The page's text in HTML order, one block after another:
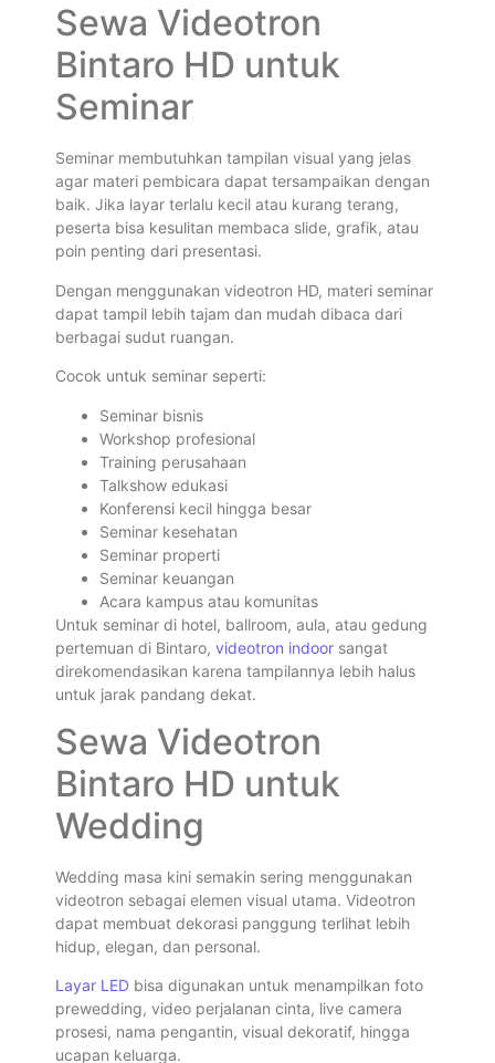
Sewa Videotron
Bintaro HD untuk
Seminar
Seminar membutuhkan tampilan visual yang jelas
agar materi pembicara dapat tersampaikan dengan
baik. Jika layar terlalu kecil atau kurang terang,
peserta bisa kesulitan membaca slide, grafik, atau
poin penting dari presentasi.
Dengan menggunakan videotron HD, materi seminar
dapat tampil lebih tajam dan mudah dibaca dari
berbagai sudut ruangan.
Cocok untuk seminar seperti:
Seminar bisnis
Workshop profesional
Training perusahaan
Talkshow edukasi
Konferensi kecil hingga besar
Seminar kesehatan
Seminar properti
Seminar keuangan
Acara kampus atau komunitas
Untuk seminar di hotel, ballroom, aula, atau gedung
pertemuan di Bintaro, videotron indoor sangat
direkomendasikan karena tampilannya lebih halus
untuk jarak pandang dekat.
Sewa Videotron
Bintaro HD untuk
Wedding
Wedding masa kini semakin sering menggunakan
videotron sebagai elemen visual utama. Videotron
dapat membuat dekorasi panggung terlihat lebih
hidup, elegan, dan personal.
Layar LED bisa digunakan untuk menampilkan foto
prewedding, video perjalanan cinta, live camera
prosesi, nama pengantin, visual dekoratif, hingga
ucapan keluarga.